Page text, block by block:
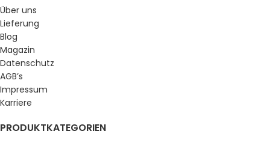
Über uns
Lieferung
Blog
Magazin
Datenschutz
AGB’s
Impressum
Karriere
PRODUKTKATEGORIEN